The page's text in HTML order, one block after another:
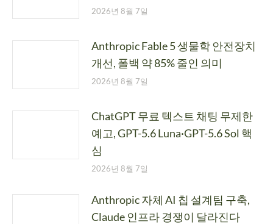
2026년 8월 7일
Anthropic Fable 5 생물학 안전장치
개선, 폴백 약 85% 줄인 의미
2026년 8월 7일
ChatGPT 무료 텍스트 채팅 무제한
예고, GPT-5.6 Luna·GPT-5.6 Sol 핵
심
2026년 8월 7일
Anthropic 자체 AI 칩 설계팀 구축,
Claude 인프라 경쟁이 달라진다